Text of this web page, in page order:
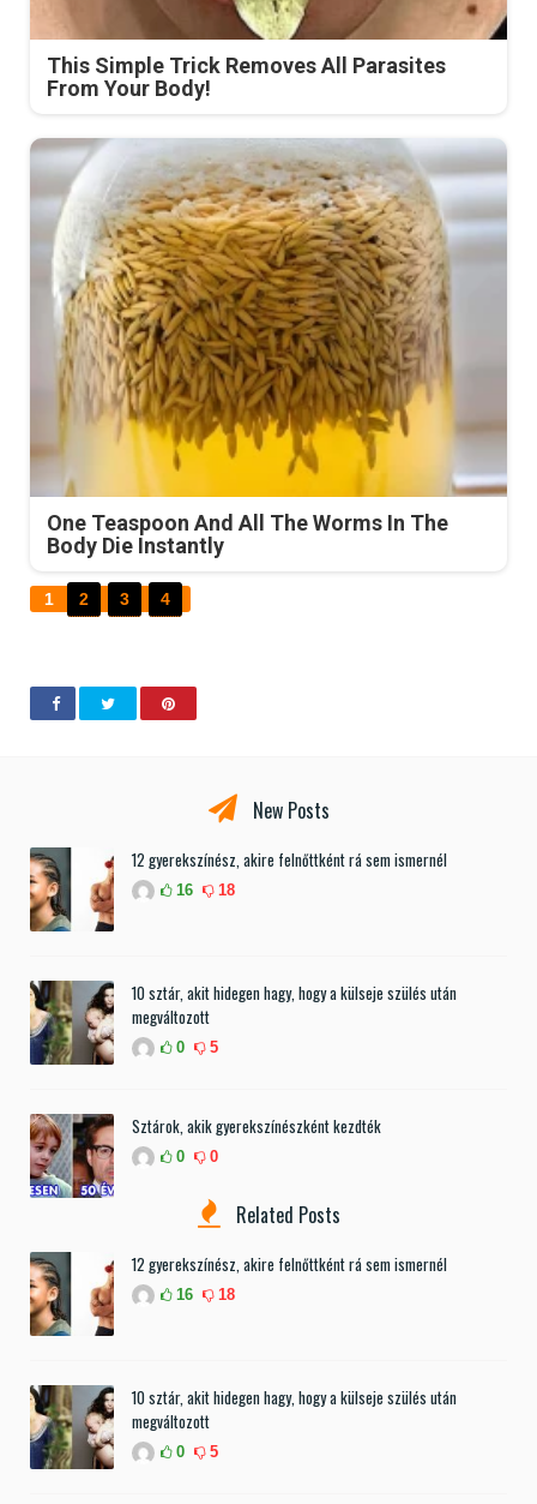
This Simple Trick Removes All Parasites
From Your Body!
One Teaspoon And All The Worms In The
Body Die Instantly
1 2 3 4
New Posts
12 gyerekszínész, akire felnőttként rá sem ismernél
16 18
10 sztár, akit hidegen hagy, hogy a külseje szülés után
megváltozott
0 5
Sztárok, akik gyerekszínészként kezdték
0 0
Related Posts
12 gyerekszínész, akire felnőttként rá sem ismernél
16 18
10 sztár, akit hidegen hagy, hogy a külseje szülés után
megváltozott
0 5